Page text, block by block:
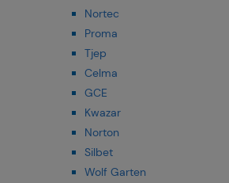
Nortec
Proma
Tjep
Celma
GCE
Kwazar
Norton
Silbet
Wolf Garten